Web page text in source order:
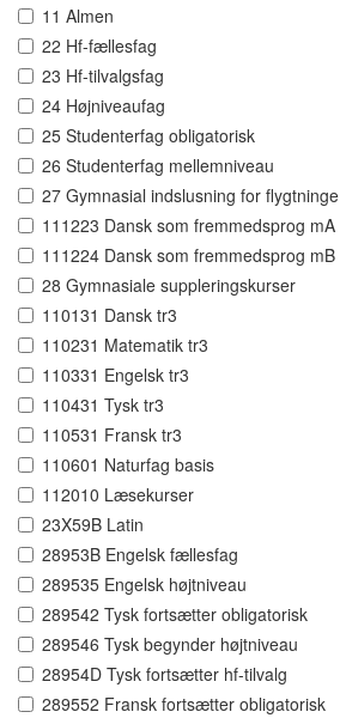
11 Almen
22 Hf-fællesfag
23 Hf-tilvalgsfag
24 Højniveaufag
25 Studenterfag obligatorisk
26 Studenterfag mellemniveau
27 Gymnasial indslusning for flygtninge
111223 Dansk som fremmedsprog mA
111224 Dansk som fremmedsprog mB
28 Gymnasiale suppleringskurser
110131 Dansk tr3
110231 Matematik tr3
110331 Engelsk tr3
110431 Tysk tr3
110531 Fransk tr3
110601 Naturfag basis
112010 Læsekurser
23X59B Latin
28953B Engelsk fællesfag
289535 Engelsk højtniveau
289542 Tysk fortsætter obligatorisk
289546 Tysk begynder højtniveau
28954D Tysk fortsætter hf-tilvalg
289552 Fransk fortsætter obligatorisk